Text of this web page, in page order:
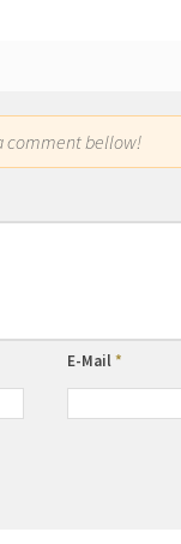
comment bellow!
E-Mail*